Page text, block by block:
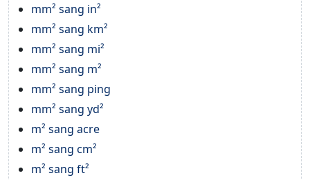
mm² sang in²
mm² sang km²
mm² sang mi²
mm² sang m²
mm² sang ping
mm² sang yd²
m² sang acre
m² sang cm²
m² sang ft²